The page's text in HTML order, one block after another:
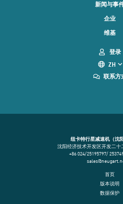
新闻与事
企业
维基
登录
ZH
联系方
纽卡特行星减速机（沈
沈阳经济技术开发区开发二十
+86 024/25195797/
首页
版本说明
数据保护